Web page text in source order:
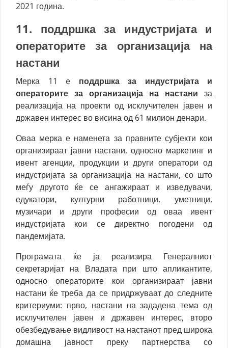
2021 година.
11. поддршка за индустријата и
операторите за организација на
настани
Мерка 11 e поддршка за индустријата и
операторите за организација на настани за
реализација на проекти од исклучителен јавен и
државен интерес во висина од 61 милион денари.
Оваа мерка е наменета за правните субјекти кои
организираат јавни настани, односно маркетинг и
ивент агенции, продукции и други оператори од
индустријата за организација на настани, со што
меѓу другото ќе се ангажираат и изведувачи,
едукатори, културни работници, уметници,
музичари и други професии од оваа ивент
индустријата кои се директно погодени од
пандемијата.
Програмата ќе ја реализира Генералниот
секретаријат на Владата при што апликантите,
односно операторите кои организираат јавни
настани ќе треба да се придржуваат до следните
критериуми: прво, настани на зададена тема од
исклучителен јавен и државен интерес, второ
обезбедување видливост на настанот пред широка
домашна јавност преку партнерства со